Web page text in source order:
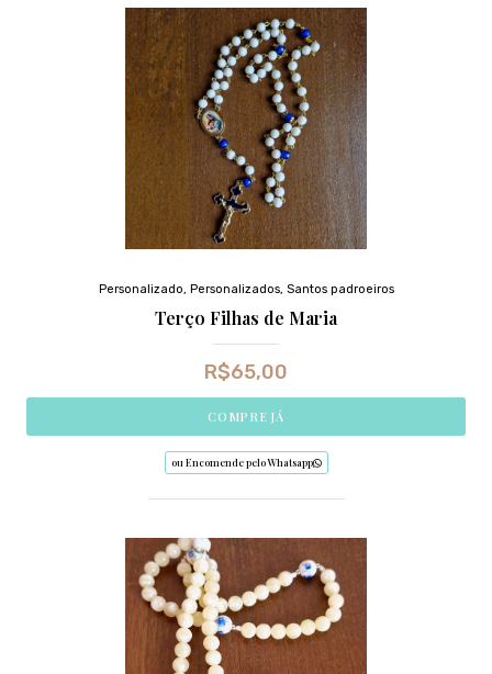
Personalizado, Personalizados, Santos padroeiros
Terço Filhas de Maria
R$65,00
COMPRE JÁ
ou Encomende pelo Whatsapp